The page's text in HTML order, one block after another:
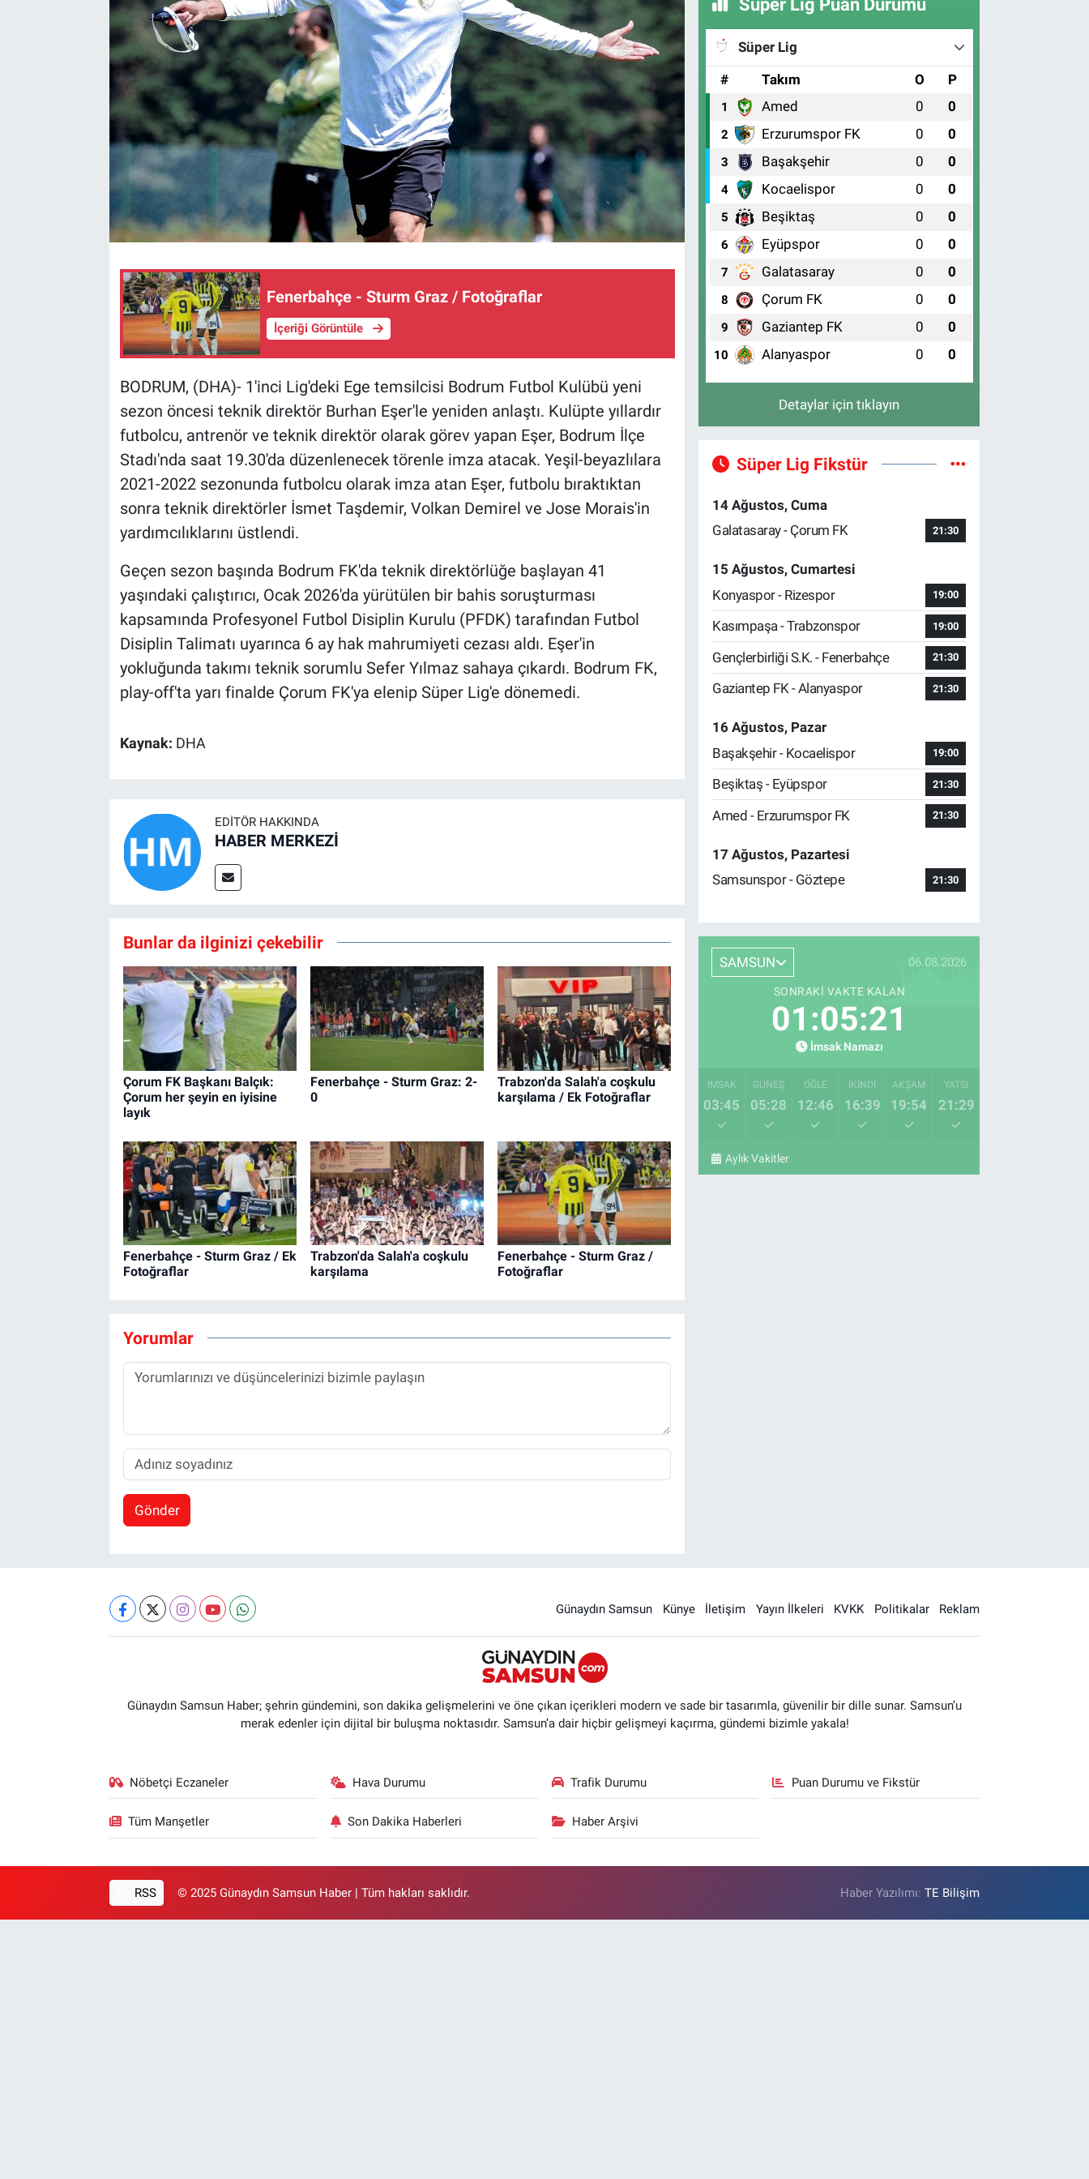
Fenerbahçe - Sturm Graz / Fotoğraflar
İçeriği Görüntüle
BODRUM, (DHA)- 1'inci Lig'deki Ege temsilcisi Bodrum Futbol Kulübü yeni
sezon öncesi teknik direktör Burhan Eşer'le yeniden anlaştı. Kulüpte yıllardır
futbolcu, antrenör ve teknik direktör olarak görev yapan Eşer, Bodrum İlçe
Stadı'nda saat 19.30'da düzenlenecek törenle imza atacak. Yeşil-beyazlılara
2021-2022 sezonunda futbolcu olarak imza atan Eşer, futbolu bıraktıktan
sonra teknik direktörler İsmet Taşdemir, Volkan Demirel ve Jose Morais'in
yardımcılıklarını üstlendi.
Geçen sezon başında Bodrum FK'da teknik direktörlüğe başlayan 41
yaşındaki çalıştırıcı, Ocak 2026'da yürütülen bir bahis soruşturması
kapsamında Profesyonel Futbol Disiplin Kurulu (PFDK) tarafından Futbol
Disiplin Talimatı uyarınca 6 ay hak mahrumiyeti cezası aldı. Eşer'in
yokluğunda takımı teknik sorumlu Sefer Yılmaz sahaya çıkardı. Bodrum FK,
play-off'ta yarı finalde Çorum FK'ya elenip Süper Lig'e dönemedi.
Kaynak: DHA
EDITÖR HAKKINDA
HABER MERKEZİ
Bunlar da ilginizi çekebilir
Çorum FK Başkanı Balçık:
Çorum her şeyin en iyisine
layık
Fenerbahçe - Sturm Graz: 2-
0
Trabzon'da Salah'a coşkulu
karşılama / Ek Fotoğraflar
Fenerbahçe - Sturm Graz / Ek
Fotoğraflar
Trabzon'da Salah'a coşkulu
karşılama
Fenerbahçe - Sturm Graz /
Fotoğraflar
Yorumlar
Gönder
Süper Lig Puan Durumu
Süper Lig
#
Takım O P
1 Amed 0 0
2 Erzurumspor FK 0 0
3 Başakşehir 0 0
4 Kocaelispor 0 0
5 Beşiktaş 0 0
6 Eyüpspor 0 0
7 Galatasaray 0 0
8 Çorum FK 0 0
9 Gaziantep FK 0 0
10 Alanyaspor 0 0
Detaylar için tıklayın
Süper Lig Fikstür
14 Ağustos, Cuma
Galatasaray - Çorum FK
21:30
15 Ağustos, Cumartesi
Konyaspor - Rizespor
19:00
Kasımpaşa - Trabzonspor 19:00
Gençlerbirliği S.K. - Fenerbahçe 21:30
Gaziantep FK - Alanyaspor 21:30
16 Ağustos, Pazar
Başakşehir - Kocaelispor
19:00
Beşiktaş - Eyüpspor 21:30
Amed - Erzurumspor FK 21:30
17 Ağustos, Pazartesi
Samsunspor - Göztepe
21:30
SAMSUN 06.08.2026
SONRAKI VAKTE KALAN
01:05:20
İmsak Namazı
İMSAK
03:45
GÜNEŞ
05:28
ÖĞLE
12:46
İKINDI
16:39
AKŞAM
19:54
YATSI
21:29
Aylık Vakitler
Günaydın Samsun Künye İletişim Yayın İlkeleri KVKK Politikalar Reklam
Günaydın Samsun Haber; şehrin gündemini, son dakika gelişmelerini ve öne çıkan içerikleri modern ve sade bir tasarımla, güvenilir bir dille sunar. Samsun’u
merak edenler için dijital bir buluşma noktasıdır. Samsun’a dair hiçbir gelişmeyi kaçırma, gündemi bizimle yakala!
Nöbetçi Eczaneler Hava Durumu Trafik Durumu Puan Durumu ve Fikstür
Tüm Manşetler Son Dakika Haberleri Haber Arşivi
RSS © 2025 Günaydın Samsun Haber | Tüm hakları saklıdır. Haber Yazılımı:TE Bilişim
Kültür Sanat
Bilim ve Teknoloji